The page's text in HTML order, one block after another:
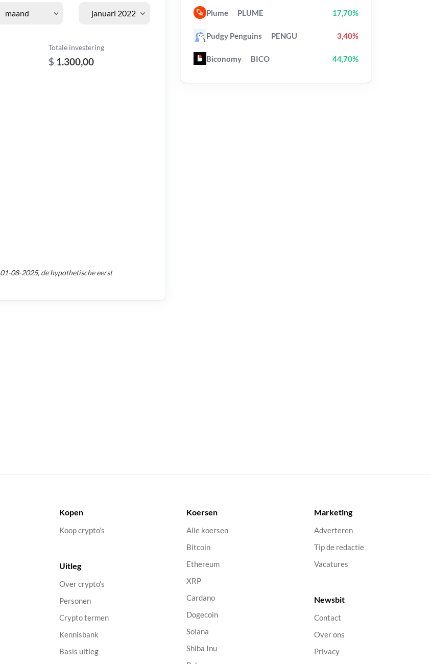
Totale investering
$ 1.300,00
01-08-2025, de hypothetische eerst
Plume PLUME 17,70%
Pudgy Penguins PENGU 3,40%
Biconomy BICO 44,70%
Kopen
Koop crypto’s
Uitleg
Over crypto’s
Personen
Crypto termen
Kennisbank
Basis uitleg
Koersen
Alle koersen
Bitcoin
Ethereum
XRP
Cardano
Dogecoin
Solana
Shiba Inu
Marketing
Adverteren
Tip de redactie
Vacatures
Newsbit
Contact
Over ons
Privacy